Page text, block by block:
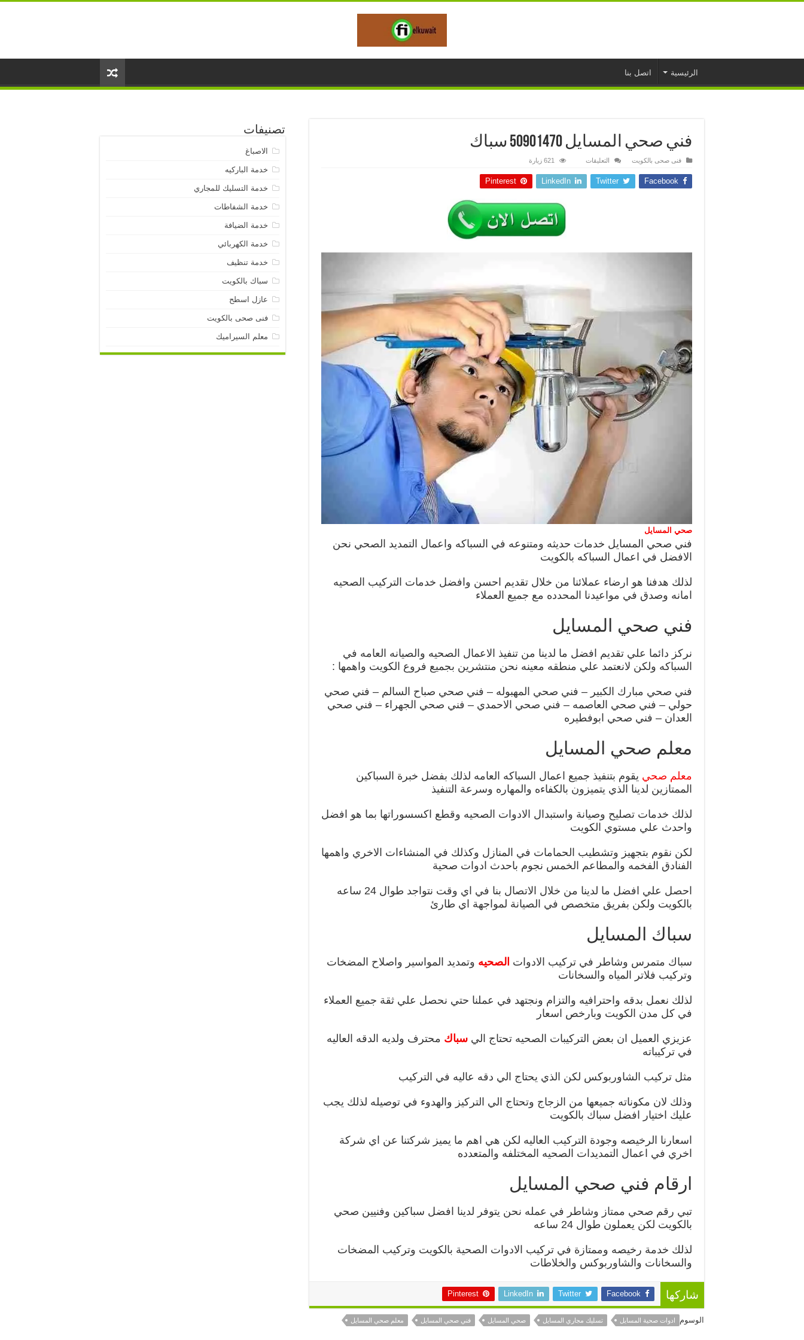
الرئيسية اتصل بنا
فني صحي المسايل 50901470 سباك
فنى صحى بالكويت التعليقات
صحي
المسايل
50901470
621 زيارة
Facebook
Twitter
LinkedIn
Pinterest
صحي المسايل
فني صحي المسايل خدمات حديثه ومتنوعه في السباكه واعمال التمديد الصحي نحن
الافضل في اعمال السباكه بالكويت
لذلك هدفنا هو ارضاء عملائنا من خلال تقديم احسن وافضل خدمات التركيب الصحيه
امانه وصدق في مواعيدنا المحدده مع جميع العملاء
فني صحي المسايل
نركز دائما علي تقديم افضل ما لدينا من تنفيذ الاعمال الصحيه والصيانه العامه في
السباكه ولكن لانعتمد علي منطقه معينه نحن منتشرين بجميع فروع الكويت واهمها :
فني صحي مبارك الكبير – فني صحي المهبوله – فني صحي صباح السالم – فني صحي
حولي – فني صحي العاصمه – فني صحي الاحمدي – فني صحي الجهراء – فني صحي
العدان – فني صحي ابوفطيره
معلم صحي المسايل
معلم صحي يقوم بتنفيذ جميع اعمال السباكه العامه لذلك بفضل خبرة السباكين
الممتازين لدينا الذي يتميزون بالكفاءه والمهاره وسرعة التنفيذ
لذلك خدمات تصليح وصيانة واستبدال الادوات الصحيه وقطع اكسسوراتها بما هو افضل
واحدث علي مستوي الكويت
لكن نقوم بتجهيز وتشطيب الحمامات في المنازل وكذلك في المنشاءات الاخري واهمها
الفنادق الفخمه والمطاعم الخمس نجوم باحدث ادوات صحية
احصل علي افضل ما لدينا من خلال الاتصال بنا في اي وقت نتواجد طوال 24 ساعه
بالكويت ولكن بفريق متخصص في الصيانة لمواجهة اي طارئ
سباك المسايل
سباك متمرس وشاطر في تركيب الادوات الصحيه وتمديد المواسير واصلاح المضخات
وتركيب فلاتر المياه والسخانات
لذلك نعمل بدقه واحترافيه والتزام ونجتهد في عملنا حتي نحصل علي ثقة جميع العملاء
في كل مدن الكويت وبارخص اسعار
عزيزي العميل ان بعض التركيبات الصحيه تحتاج الي سباك محترف ولديه الدقه العاليه
في تركيباته
مثل تركيب الشاوربوكس لكن الذي يحتاج الي دقه عاليه في التركيب
وذلك لان مكوناته جميعها من الزجاج وتحتاج الي التركيز والهدوء في توصيله لذلك يجب
عليك اختيار افضل سباك بالكويت
اسعارنا الرخيصه وجودة التركيب العاليه لكن هي اهم ما يميز شركتنا عن اي شركة
اخري في اعمال التمديدات الصحيه المختلفه والمتعدده
ارقام فني صحي المسايل
تبي رقم صحي ممتاز وشاطر في عمله نحن يتوفر لدينا افضل سباكين وفنيين صحي
بالكويت لكن يعملون طوال 24 ساعه
لذلك خدمة رخيصه وممتازة في تركيب الادوات الصحية بالكويت وتركيب المضخات
والسخانات والشاوربوكس والخلاطات
شاركها Facebook
Twitter
LinkedIn
Pinterest
الوسوم ادوات صحية المسايل تسليك مجاري المسايل صحي المسايل فني صحي المسايل معلم صحي المسايل
تصنيفات
الاصباغ
خدمة الباركيه
خدمة التسليك للمجاري
خدمة الشفاطات
خدمة الضيافة
خدمة الكهربائي
خدمة تنظيف
سباك بالكويت
عازل اسطح
فنى صحى بالكويت
معلم السيراميك